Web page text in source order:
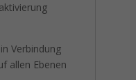
Verbindung
allen Ebenen